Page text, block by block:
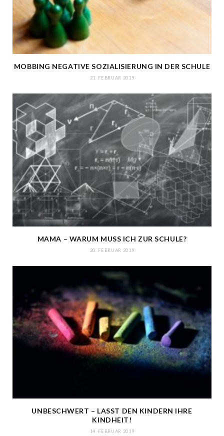
MOBBING NEGATIVE SOZIALISIERUNG IN DER SCHULE
21. FEBRUAR 2019
MAMA – WARUM MUSS ICH ZUR SCHULE?
20. FEBRUAR 2019
UNBESCHWERT – LASST DEN KINDERN IHRE
KINDHEIT!
14. FEBRUAR 2019